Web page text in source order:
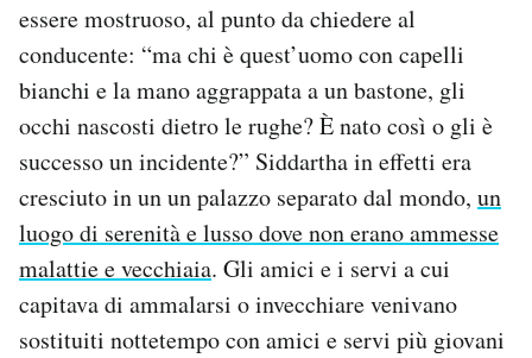
essere mostruoso, al punto da chiedere al
conducente: “ma chi è quest’uomo con capelli
bianchi e la mano aggrappata a un bastone, gli
occhi nascosti dietro le rughe? È nato così o gli è
successo un incidente?” Siddartha in effetti era
cresciuto in un un palazzo separato dal mondo, un
luogo di serenità e lusso dove non erano ammesse
malattie e vecchiaia. Gli amici e i servi a cui
capitava di ammalarsi o invecchiare venivano
sostituiti nottetempo con amici e servi più giovani